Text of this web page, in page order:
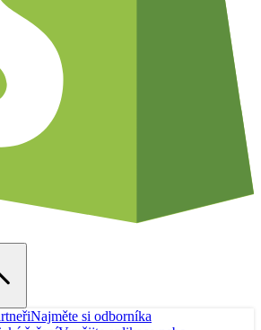
Najměte si odborníka